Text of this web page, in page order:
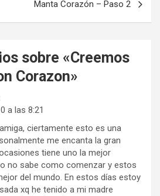
Manta Corazón – Paso 2
sobre «Creemos
Corazon»
a las 8:21
ciertamente esto es una
me encanta la gran
tiene uno la mejor
no sabe como comenzar y estos
del mundo. En estos días estoy
xq he tenido a mi madre